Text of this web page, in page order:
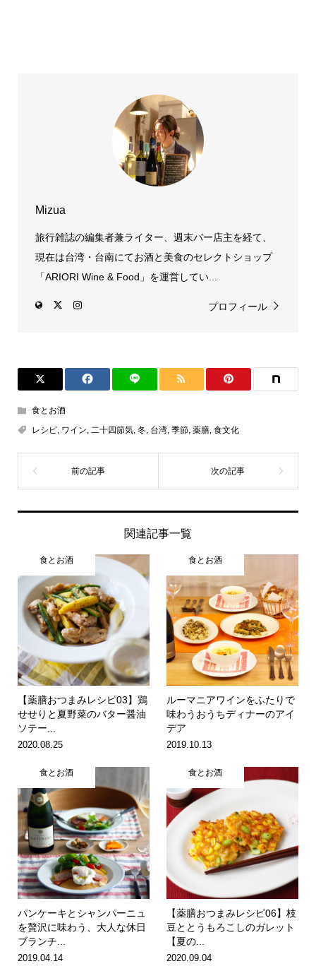
Mizua
旅行雑誌の編集者兼ライター、週末バー店主を経て、
現在は台湾・台南にてお酒と美食のセレクトショップ
「ARIORI Wine & Food」を運営してい...
プロフィール
食とお酒
レシピ, ワイン 二十四節気, 冬, 台湾, 季節, 薬膳, 食文化
関連記事一覧
食とお酒
【薬膳おつまみレシピ03】鶏
せせりと夏野菜のバター醤油
ソテー...
2020.08.25
食とお酒
ルーマニアワインをふたりで
味わうおうちディナーのアイ
デア
2019.10.13
食とお酒
パンケーキとシャンパーニュ
を贅沢に味わう、大人な休日
ブランチ...
2019.04.14
食とお酒
【薬膳おつまみレシピ06】枝
豆ととうもろこしのガレット
【夏の...
2020.09.04